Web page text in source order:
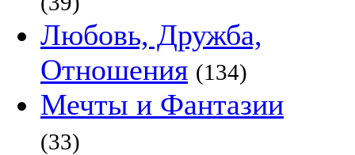
Любовь, Дружба,
Отношения (134)
Мечты и Фантазии
(33)